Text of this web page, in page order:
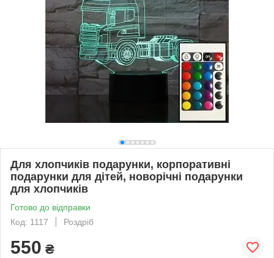
Для хлопчиків подарунки, корпоративні
подарунки для дітей, новорічні подарунки
для хлопчиків
Готово до відправки
Код: 1117
Роздріб
550 ₴